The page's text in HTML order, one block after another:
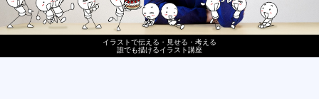
イラストで伝える・見せる・考える
誰でも描けるイラスト講座